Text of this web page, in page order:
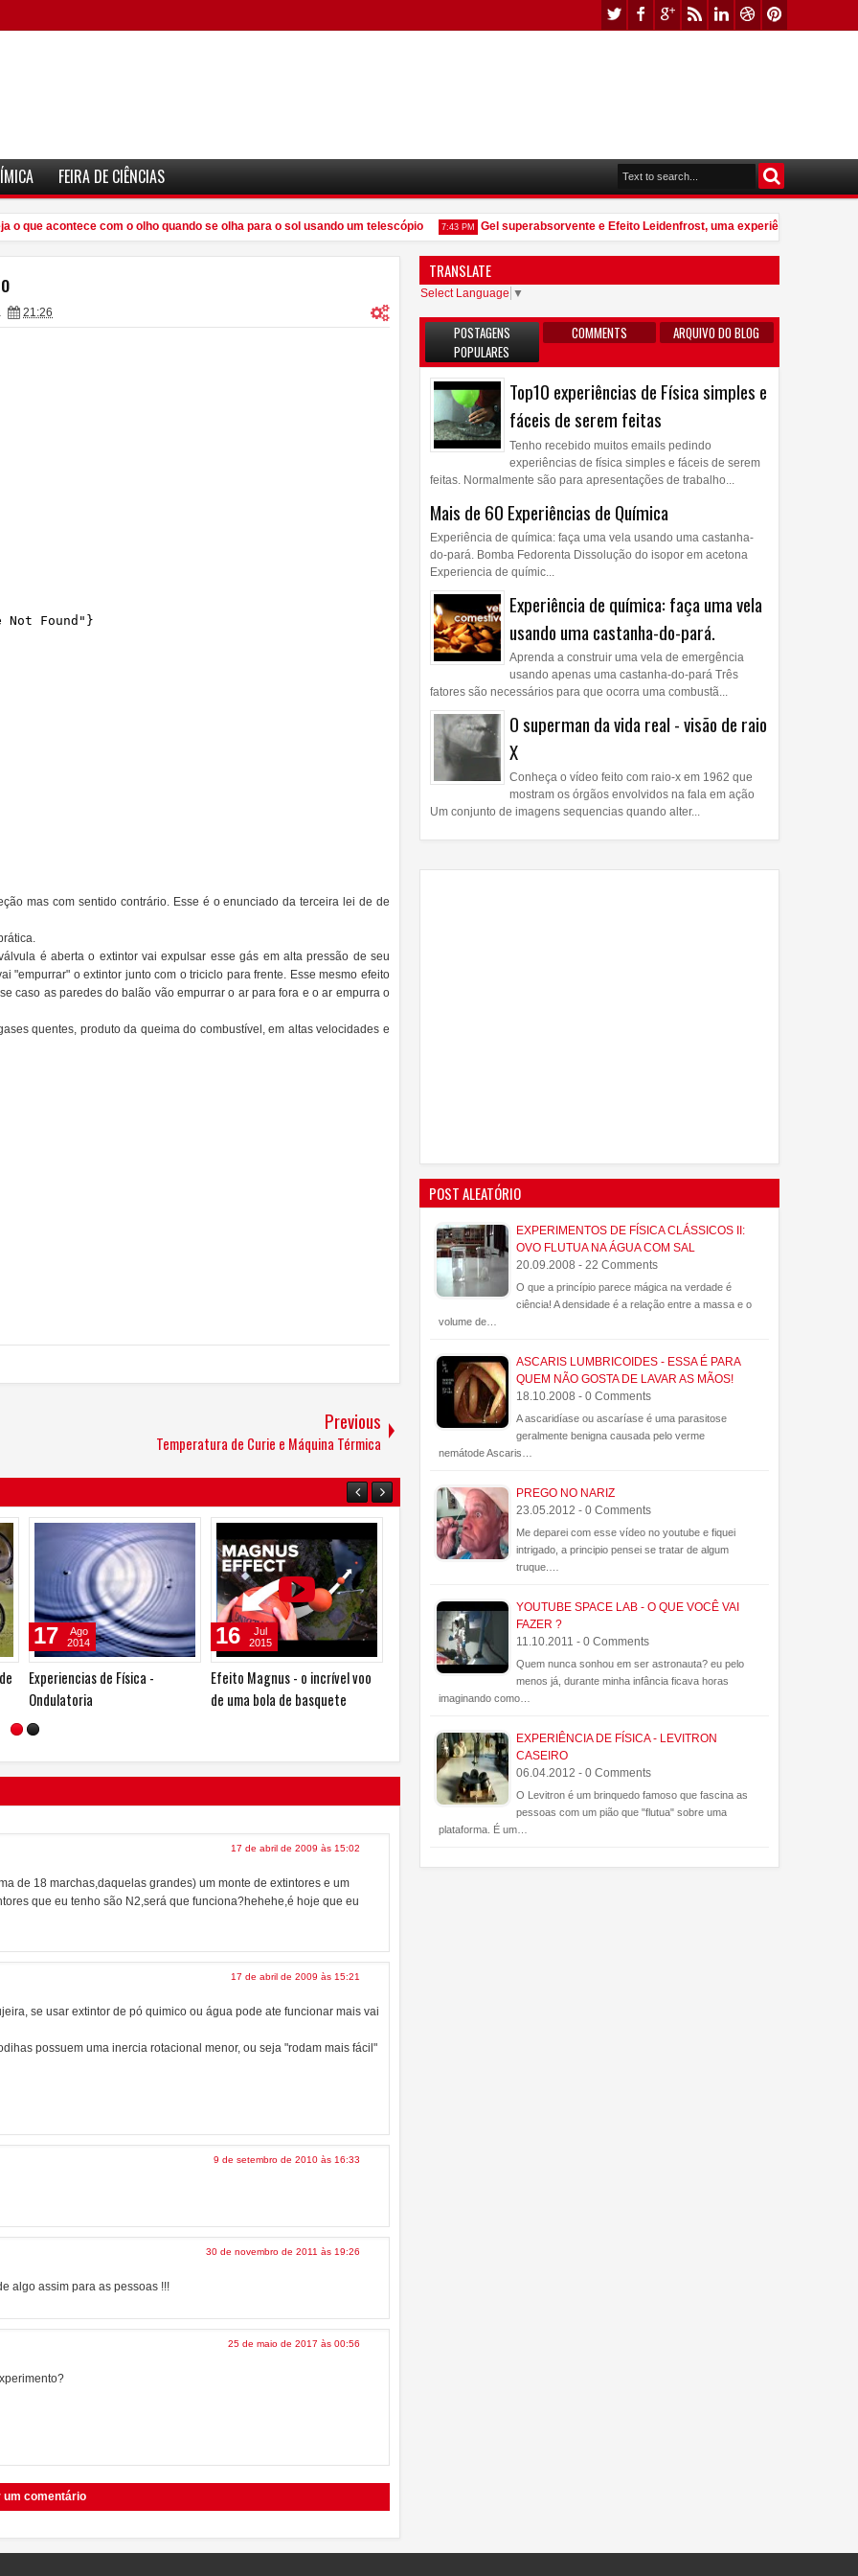
FEIRA DE CIÊNCIAS
que acontece com o olho quando se olha para o sol usando um telescópio 7:43 PM Gel superabsorvente e Efeito Leidenfrost, uma experiência que vale
21:26
mas com sentido contrário. Esse é o enunciado da terceira lei de de
é aberta o extintor vai expulsar esse gás em alta pressão de seu
"empurrar" o extintor junto com o triciclo para frente. Esse mesmo efeito
caso as paredes do balão vão empurrar o ar para fora e o ar empurra o
quentes, produto da queima do combustível, em altas velocidades e
Previous
Temperatura de Curie e Máquina Térmica
de Física - Energia,
e Gravidade
Ago
2014
Experiências de Física -
Eletricidade Estática
20
Ago
2014
Gel superabsorvente e Efeito
Leidenfrost, uma experiência
26
Veja o que acontece com o olho
quando se olha para o sol
05
2016
17 de abril de 2009 às 15:02
de 18 marchas,daquelas grandes) um monte de extintores e um
que eu tenho são N2,será que funciona?hehehe,é hoje que eu
17 de abril de 2009 às 15:21
se usar extintor de pó quimico ou água pode ate funcionar mais vai
possuem uma inercia rotacional menor, ou seja "rodam mais fácil"
9 de setembro de 2010 às 16:33
30 de novembro de 2011 às 19:26
algo assim para as pessoas !!!
25 de maio de 2017 às 00:56
um comentário
TRANSLATE
Select Language ▼
POSTAGENS
POPULARES
COMMENTS ARQUIVO DO BLOG
Top10 experiências de Física simples e
fáceis de serem feitas
Tenho recebido muitos emails pedindo
experiências de física simples e fáceis de serem
feitas. Normalmente são para apresentações de trabalho...
Mais de 60 Experiências de Química
Experiência de química: faça uma vela usando uma castanha-
do-pará. Bomba Fedorenta Dissolução do isopor em acetona
Experiencia de químic...
Experiência de química: faça uma vela
usando uma castanha-do-pará.
Aprenda a construir uma vela de emergência
usando apenas uma castanha-do-pará Três
fatores são necessários para que ocorra uma combustã...
O superman da vida real - visão de raio
X
Conheça o vídeo feito com raio-x em 1962 que
mostram os órgãos envolvidos na fala em ação
Um conjunto de imagens sequencias quando alter...
POST ALEATÓRIO
EXPERIMENTOS DE FÍSICA CLÁSSICOS II:
OVO FLUTUA NA ÁGUA COM SAL
20.09.2008 - 22 Comments
O que a princípio parece mágica na verdade é
ciência! A densidade é a relação entre a massa e o
volume de…
ASCARIS LUMBRICOIDES - ESSA É PARA
QUEM NÃO GOSTA DE LAVAR AS MÃOS!
18.10.2008 - 0 Comments
A ascaridíase ou ascaríase é uma parasitose
geralmente benigna causada pelo verme
nemátode Ascaris…
PREGO NO NARIZ
23.05.2012 - 0 Comments
Me deparei com esse vídeo no youtube e fiquei
intrigado, a principio pensei se tratar de algum
truque.…
YOUTUBE SPACE LAB - O QUE VOCÊ VAI
FAZER ?
11.10.2011 - 0 Comments
Quem nunca sonhou em ser astronauta? eu pelo
menos já, durante minha infância ficava horas
imaginando como…
EXPERIÊNCIA DE FÍSICA - LEVITRON
CASEIRO
06.04.2012 - 0 Comments
O Levitron é um brinquedo famoso que fascina as
pessoas com um pião que "flutua" sobre uma
plataforma. É um…